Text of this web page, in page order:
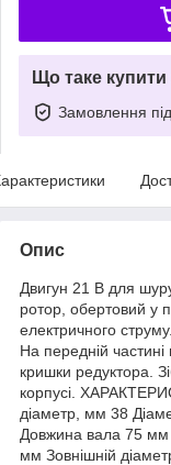
Що таке
Замовлення
Опис
Двигун 21 В для
ротор, обертовий у
електричного
На передній
кришки редуктора.
корпусі.
діаметр, мм 38
Довжина вала 75 мм
мм Зовнішній